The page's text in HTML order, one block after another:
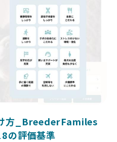
報と安心して選べる場所を提
では、ワンち
良ブリーダー」のみを独自の
基準や評価結果をオープンに
の皆様が安心して子犬やブ
います。
情報をもとに優良ブリーダー
家族のように愛する優良ブリ
徳ブリーダー」が自然と淘汰
目の前の子犬だけでなく、親
たいと考えています。
方_BreederFamiles
の評価基準